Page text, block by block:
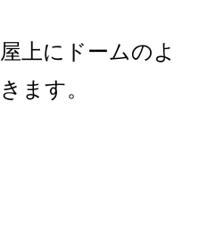
上にドームのよ
ます。